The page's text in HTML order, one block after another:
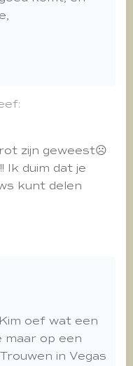
zijn geweest☹
Ik duim dat je
kunt delen
oef wat een
maar op een
in Vegas